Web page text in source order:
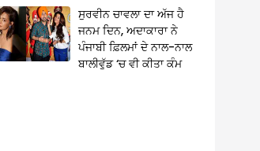
ਸੁਰਵੀਨ ਚਾਵਲਾ ਦਾ ਅੱਜ ਹੈ
ਜਨਮ ਦਿਨ, ਅਦਾਕਾਰਾ ਨੇ
ਪੰਜਾਬੀ ਫ਼ਿਲਮਾਂ ਦੇ ਨਾਲ-ਨਾਲ
ਬਾਲੀਵੁੱਡ ‘ਚ ਵੀ ਕੀਤਾ ਕੰਮ